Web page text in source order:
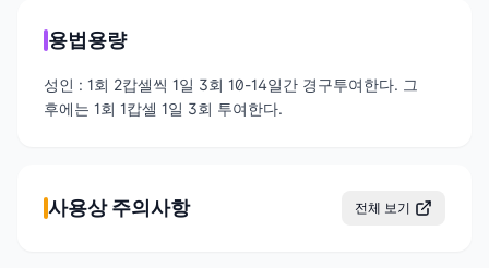
용법용량
성인 : 1회 2캅셀씩 1일 3회 10-14일간 경구투여한다. 그
후에는 1회 1캅셀 1일 3회 투여한다.
사용상 주의사항 전체 보기